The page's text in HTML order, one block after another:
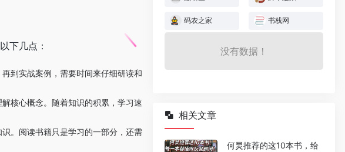
下几点：
到实战案例，需要时间来仔细研读和
核心概念。随着知识的积累，学习速
。阅读书籍只是学习的一部分，还需
码农之家 书栈网
没有数据！
相关文章
何炅推荐的这10本书，给